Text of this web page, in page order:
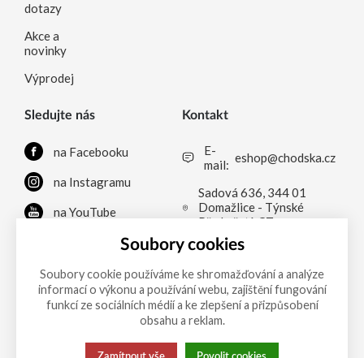
dotazy
Akce a
novinky
Výprodej
Sledujte nás
na Facebooku
na Instagramu
na YouTube
Kontakt
E-
mail: eshop@chodska.cz
Sadová 636, 344 01
Domažlice - Týnské
Předměstí, CZ
Možnosti platby
Soubory cookies
Soubory cookie používáme ke shromažďování a analýze
informací o výkonu a používání webu, zajištění fungování
funkcí ze sociálních médií a ke zlepšení a přizpůsobení
obsahu a reklam.